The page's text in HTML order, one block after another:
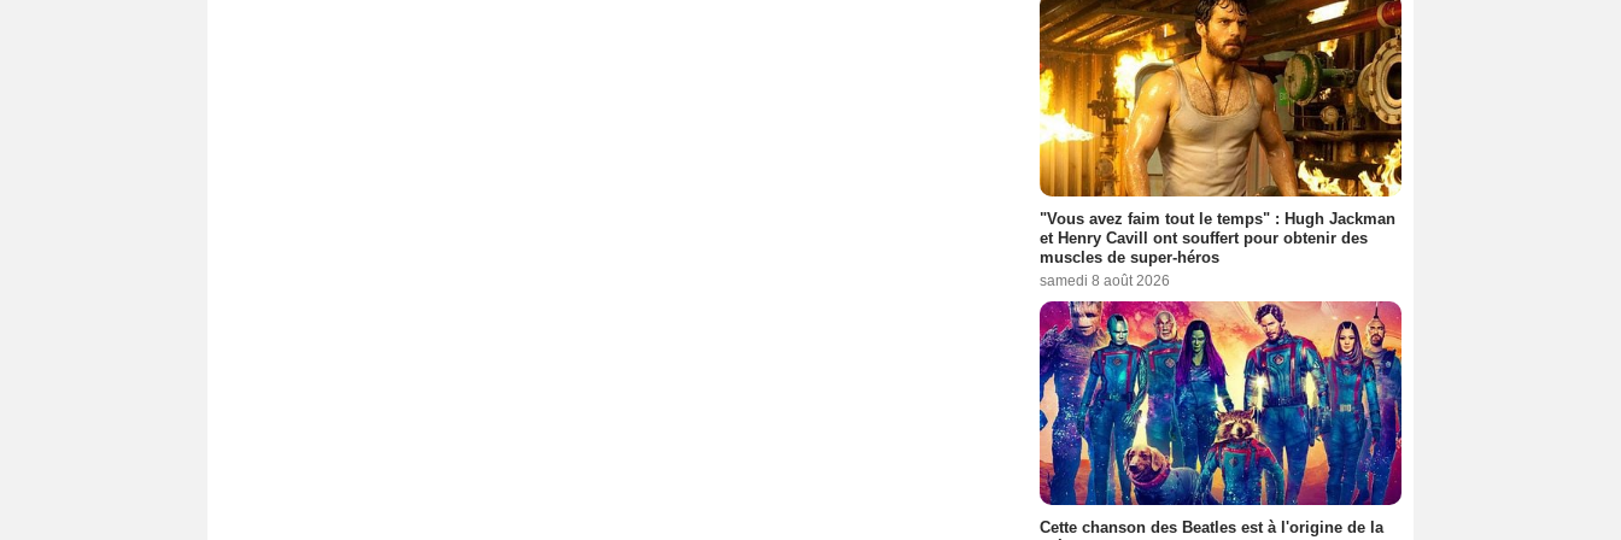
"Vous avez faim tout le temps" : Hugh Jackman
et Henry Cavill ont souffert pour obtenir des
muscles de super-héros
samedi 8 août 2026
Cette chanson des Beatles est à l'origine de la